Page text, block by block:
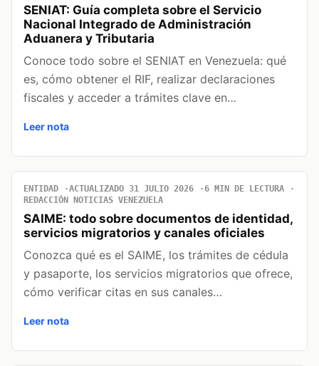
SENIAT: Guía completa sobre el Servicio
Nacional Integrado de Administración
Aduanera y Tributaria
Conoce todo sobre el SENIAT en Venezuela: qué
es, cómo obtener el RIF, realizar declaraciones
fiscales y acceder a trámites clave en…
Leer nota
ENTIDAD ACTUALIZADO 31 JULIO 2026
6 MIN DE LECTURA
REDACCIÓN NOTICIAS VENEZUELA
SAIME: todo sobre documentos de identidad,
servicios migratorios y canales oficiales
Conozca qué es el SAIME, los trámites de cédula
y pasaporte, los servicios migratorios que ofrece,
cómo verificar citas en sus canales…
Leer nota